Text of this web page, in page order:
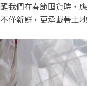
我們在春節囤貨時，應
僅新鮮，更承載著土地